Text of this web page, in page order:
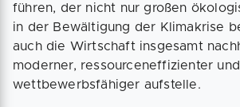
führen, der nicht nur großen
in der Bewältigung der Klimakrise
auch die Wirtschaft insgesamt
moderner, ressourceneffizienter und
wettbewerbsfähiger aufstelle.